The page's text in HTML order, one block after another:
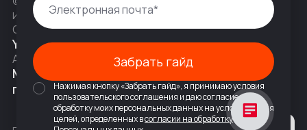
ИНН 9710142077, КПП 771001001, ОГРН 1247700831377
Соц сети
YouTubeНаписать в Telegram
Адрес
Москва, 2-я Тверская-Ямская 18,
помещ. 7/2
Забрать гайд
Нажимая кнопку «Забрать гайд», я принимаю условия
пользовательского соглашения и даю согласие на
обработку моих персональных данных на условиях и для
целей, определенных всогласии на обработку